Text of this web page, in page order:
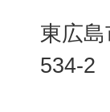
東広
534-2